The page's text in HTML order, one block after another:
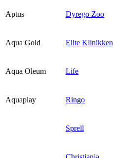
Aptus Dyrego Zoo
Aqua Gold Elite Klinikken
Aqua Oleum Life
Aquaplay Ringo
Sprell